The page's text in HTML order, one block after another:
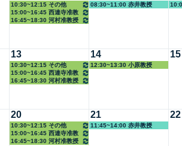
10:30~12:15 その他
15:00~16:45 西連寺准教
授
16:45~18:30 河村准教授
08:30~11:00 赤井教授
13
10:30~12:15 その他
15:00~16:45 西連寺准教
授
16:45~18:30 河村准教授
14
12:30~13:30 小原教授
15
20
10:30~12:15 その他
15:00~16:45 西連寺准教
授
16:45~18:30 河村准教授
21
11:45~14:00 赤井教授
22